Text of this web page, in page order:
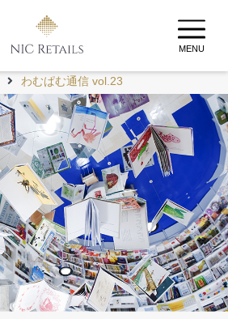
MENU
わむぱむ通信 vol.23